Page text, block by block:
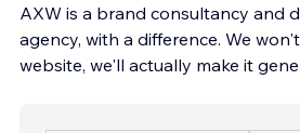
AXW is a brand consultancy and
agency, with a difference. We
website, we'll actually make it